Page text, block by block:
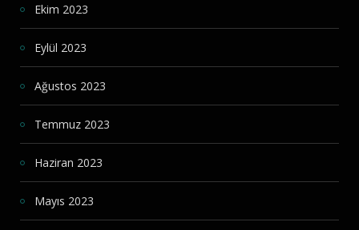
Ekim 2023
Eylül 2023
Ağustos 2023
Temmuz 2023
Haziran 2023
Mayıs 2023